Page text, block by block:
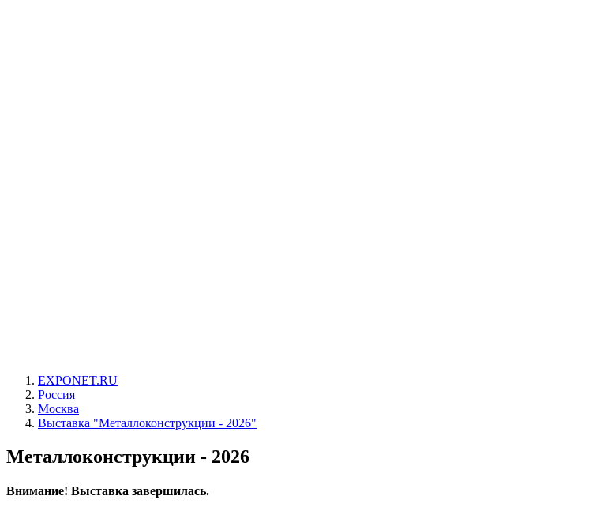
EXPONET.RU
Россия
Москва
Выставка "Металлоконструкции - 2026"
Металлоконструкции - 2026
Внимание! Выставка завершилась.